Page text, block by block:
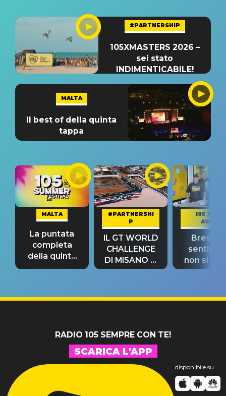
#PARTNERSHIP
105XMASTERS 2026 –
sei stato
INDIMENTICABILE!
MALTA
Il best of della quinta
tappa
MALTA
La puntata
completa
della quinta
tappa
#PARTNERSHI
P
IL GT WORLD
CHALLENGE
DI MISANO si
riconferma
105 TAKE
AWAY
Bresh:
non si
fino alla
RADIO 105 SEMPRE CON TE!
SCARICA L'APP
disponibile su